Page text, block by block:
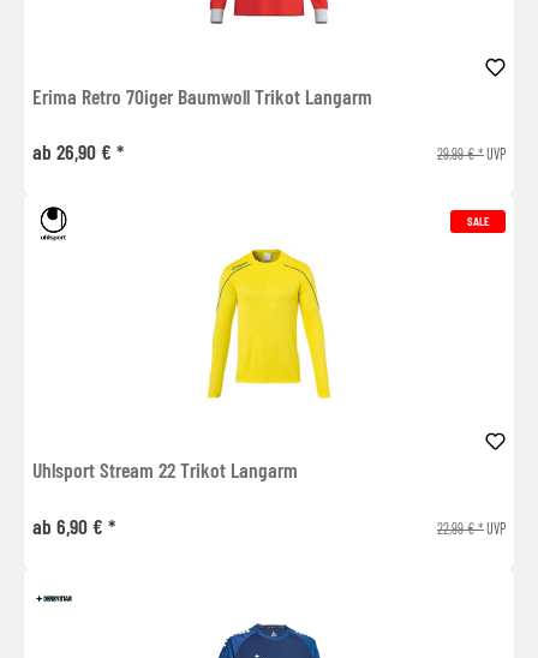
Erima Retro 70iger Baumwoll Trikot Langarm
ab 26,90 € * 29,99 € *UVP
SALE
Uhlsport Stream 22 Trikot Langarm
ab 6,90 € * 22,99 € *UVP